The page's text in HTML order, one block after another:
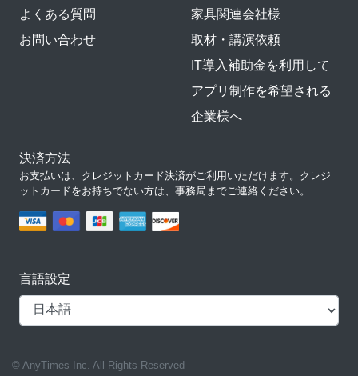
よくある質問
お問い合わせ
家具関連会社様
取材・講演依頼
IT導入補助金を利用して
アプリ制作を希望される
企業様へ
決済方法
お支払いは、クレジットカード決済がご利用いただけます。クレジ
ットカードをお持ちでない方は、事務局までご連絡ください。
言語設定
© AnyTimes Inc. All Rights Reserved